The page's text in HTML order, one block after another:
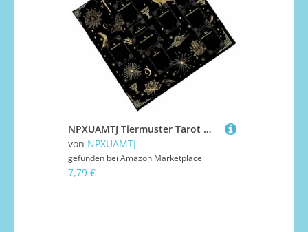
NPXUAMTJ Tiermuster Tarot Meditationen Abdeckung Faltbare Samt Tarots Stoff Raum Effizientes Starkes Design Für Den Reisen Geeignet Für Reisen Verwenden Sie Wahrsager Tisch Tuch
von NPXUAMTJ
gefunden bei Amazon Marketplace
7,79 €